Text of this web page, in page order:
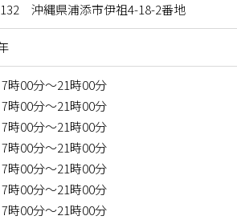
沖縄県浦添市伊祖4-18-2番地
時00分～21時00分
時00分～21時00分
時00分～21時00分
時00分～21時00分
時00分～21時00分
時00分～21時00分
時00分～21時00分